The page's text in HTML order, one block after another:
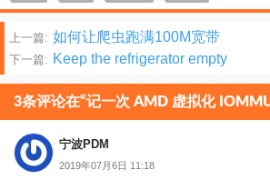
文
章
分
页
上一篇: 如何让爬虫跑满100M宽带
下一篇: Keep the refrigerator empty
3条评论在“记一次 AMD 虚拟化
宁波PDM
2019年07月6日 11:18